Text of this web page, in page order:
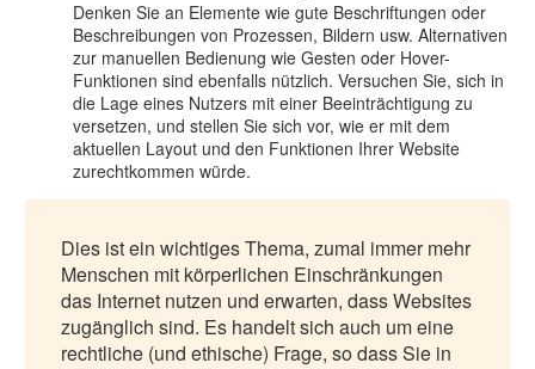
Denken Sie an Elemente wie gute Beschriftungen oder
Beschreibungen von Prozessen, Bildern usw. Alternativen
zur manuellen Bedienung wie Gesten oder Hover-
Funktionen sind ebenfalls nützlich. Versuchen Sie, sich in
die Lage eines Nutzers mit einer Beeinträchtigung zu
versetzen, und stellen Sie sich vor, wie er mit dem
aktuellen Layout und den Funktionen Ihrer Website
zurechtkommen würde.
Dies ist ein wichtiges Thema, zumal immer mehr
Menschen mit körperlichen Einschränkungen
das Internet nutzen und erwarten, dass Websites
zugänglich sind. Es handelt sich auch um eine
rechtliche (und ethische) Frage, so dass Sie in